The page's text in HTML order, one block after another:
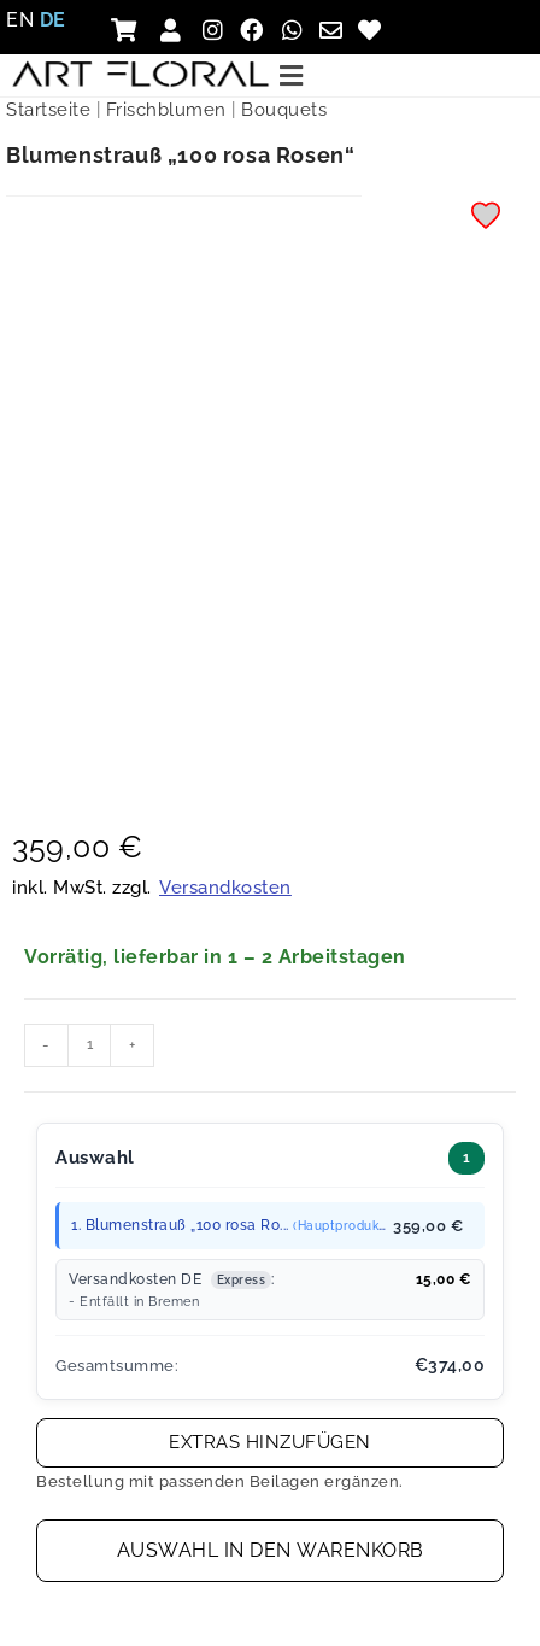
EN DE
Startseite Frischblumen Bouquets
Blumenstrauß „100 rosa Rosen“
359,00 €
inkl. MwSt. zzgl. Versandkosten
Vorrätig, lieferbar in 1 – 2 Arbeitstagen
- +
Auswahl 1
1. Blumenstrauß „100 rosa Ro... (Hauptprodukt) 359,00 €
Versandkosten DE Express : 15,00 €
- Entfällt in Bremen
Gesamtsumme: €374,00
EXTRAS HINZUFÜGEN
Bestellung mit passenden Beilagen ergänzen.
AUSWAHL IN DEN WARENKORB